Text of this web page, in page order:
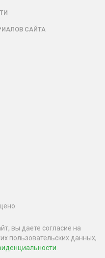
САЙТА
вы даете согласие на
пользовательских данных,